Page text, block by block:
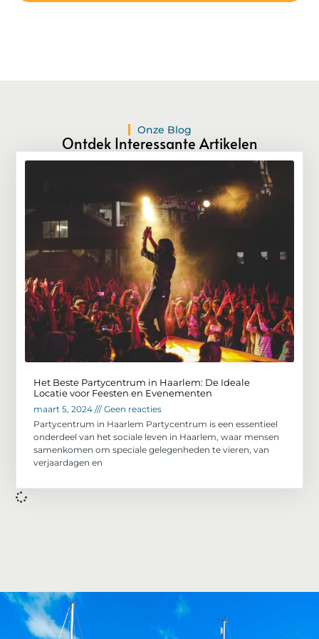
Onze Blog
Ontdek Interessante Artikelen
Het Beste Partycentrum in Haarlem: De Ideale
Locatie voor Feesten en Evenementen
maart 5, 2024
Geen reacties
Partycentrum in Haarlem Partycentrum is een essentieel
onderdeel van het sociale leven in Haarlem, waar mensen
samenkomen om speciale gelegenheden te vieren, van
verjaardagen en